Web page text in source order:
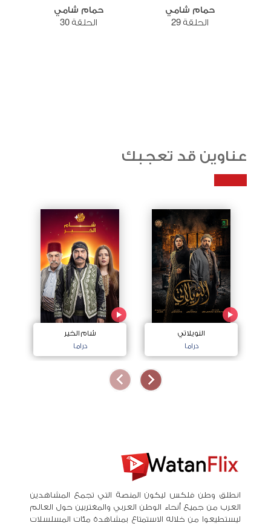
حمام شامي
الحلقة 29
حمام شامي
الحلقة 30
عناوين قد تعجبك
النويلاتي
دراما
شام الخير
دراما
انطلق وطن فلكس ليكون المنصة التي تجمع المشاهدين
العرب من جميع أنحاء الوطن العربي والمغتربين حول العالم
ليستطيعوا من خلاله الاستمتاع بمشاهدة مئات المسلسلات